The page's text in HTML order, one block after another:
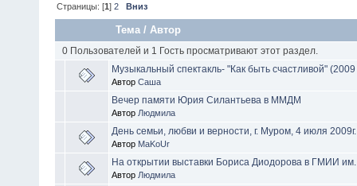
Страницы: [1]2 Вниз
Тема / Автор
0 Пользователей и 1 Гость просматривают этот раздел.
Музыкальный спектакль- "Как быть счастливой" (2009
Автор Саша
Вечер памяти Юрия Силантьева в ММДМ
Автор Людмила
День семьи, любви и верности, г. Муром, 4 июля 2009г.
Автор MaKoUr
На открытии выставки Бориса Диодорова в ГМИИ
Автор Людмила